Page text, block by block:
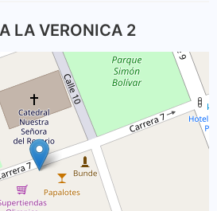
LA VERONICA 2